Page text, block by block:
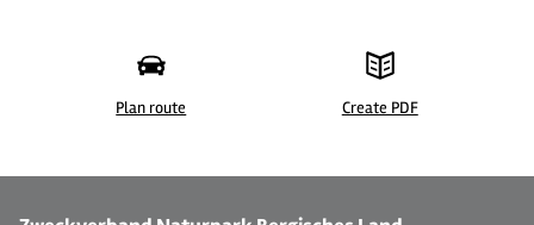
Plan route Create PDF